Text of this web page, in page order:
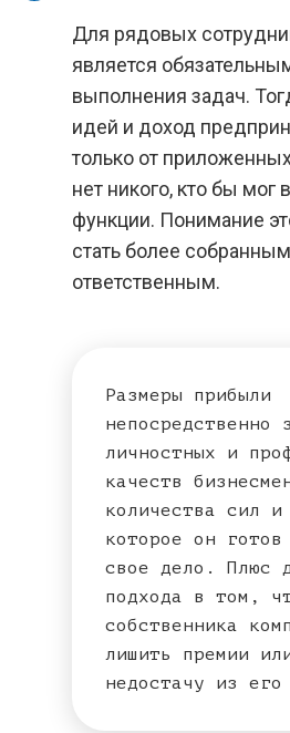
Для рядовых
является
выполнения задач.
идей и доход
только от
нет никого, кто бы мог
функции. Понимание
стать более
ответственным.
Размеры прибыли
непосредственно
личностных и
качеств
количества сил и
которое он готов
свое дело. Плюс
подхода в том,
собственника
лишить премии
недостачу из его